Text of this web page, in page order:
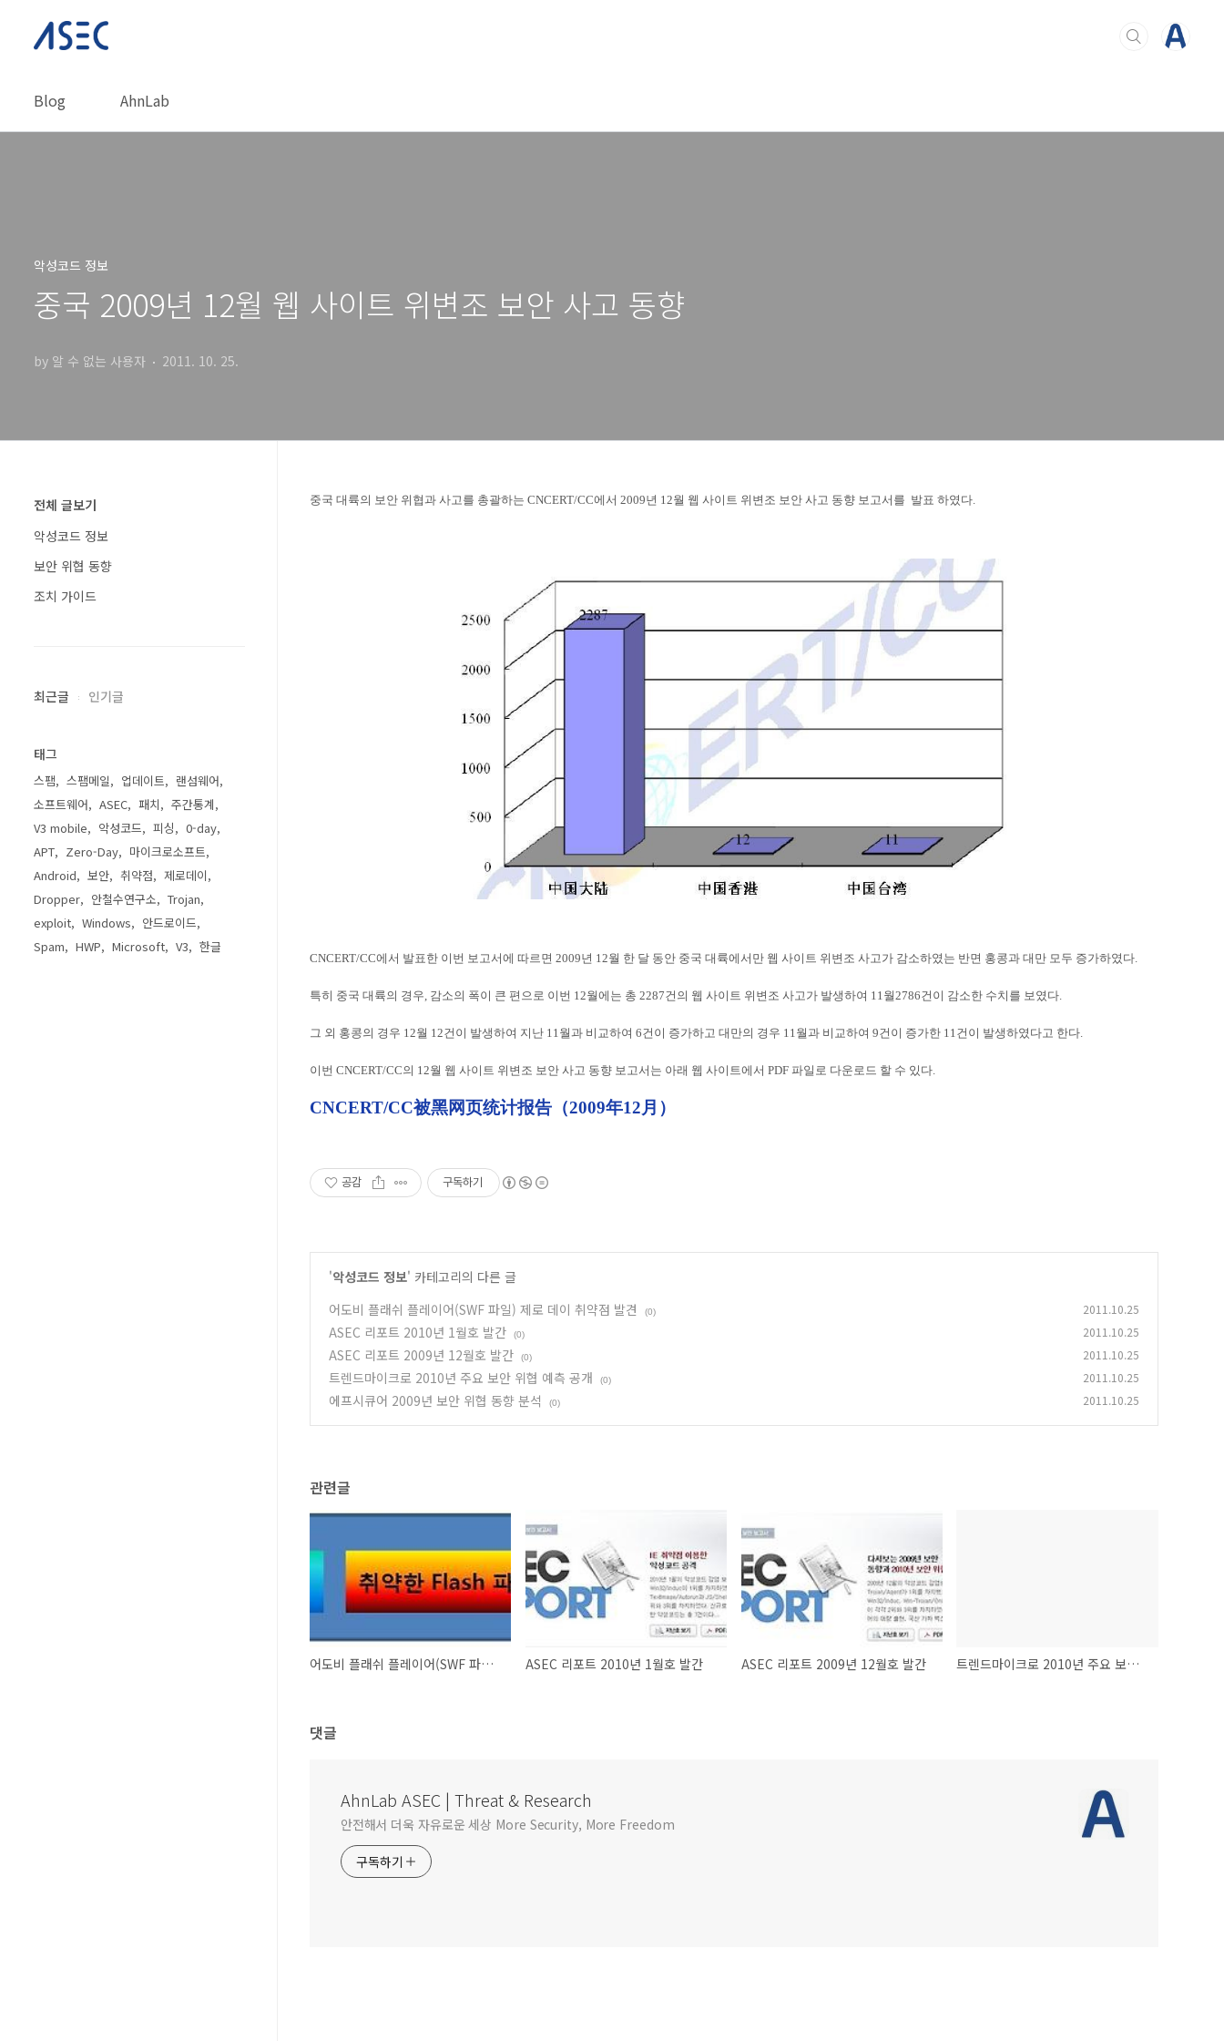
Blog AhnLab
악성코드 정보
중국 2009년 12월 웹 사이트 위변조 보안 사고 동향
by 알 수 없는 사용자 2011. 10. 25.
중국 대륙의 보안 위협과 사고를 총괄하는 CNCERT/CC에서 2009년 12월 웹 사이트 위변조 보안 사고 동향 보고서를 발표 하였다.
CNCERT/CC에서 발표한 이번 보고서에 따르면 2009년 12월 한 달 동안 중국 대륙에서만 웹 사이트 위변조 사고가 감소하였는 반면 홍콩과 대만 모두 증가하였다.
특히 중국 대륙의 경우, 감소의 폭이 큰 편으로 이번 12월에는 총 2287건의 웹 사이트 위변조 사고가 발생하여 11월2786건이 감소한 수치를 보였다.
그 외 홍콩의 경우 12월 12건이 발생하여 지난 11월과 비교하여 6건이 증가하고 대만의 경우 11월과 비교하여 9건이 증가한 11건이 발생하였다고 한다.
이번 CNCERT/CC의 12월 웹 사이트 위변조 보안 사고 동향 보고서는 아래 웹 사이트에서 PDF 파일로 다운로드 할 수 있다.
CNCERT/CC被黑网页统计报告（2009年12月）
공감 구독하기
'악성코드 정보' 카테고리의 다른 글
어도비 플래쉬 플레이어(SWF 파일) 제로 데이 취약점 발견
(0) 2011.10.25
ASEC 리포트 2010년 1월호 발간 (0) 2011.10.25
ASEC 리포트 2009년 12월호 발간 (0) 2011.10.25
트렌드마이크로 2010년 주요 보안 위협 예측 공개 (0) 2011.10.25
에프시큐어 2009년 보안 위협 동향 분석 (0) 2011.10.25
관련글
어도비 플래쉬 플레이어(SWF 파일) 제로 데이 취약점 발견 ASEC 리포트 2010년 1월호 발간 ASEC 리포트 2009년 12월호 발간 트렌드마이크로 2010년 주요 보안 위협 예측 공개
댓글
AhnLab ASEC | Threat & Research
안전해서 더욱 자유로운 세상 More Security, More Freedom
구독하기
전체 글보기
악성코드 정보
보안 위협 동향
조치 가이드
최근글 인기글
태그
스팸 스팸메일 업데이트
랜섬웨어
소프트웨어
ASEC 패치
주간통계
V3 mobile
악성코드 피싱
0-day
APT
Zero-Day
마이크로소프트
Android
보안 취약점
제로데이
Dropper
안철수연구소
Trojan
exploit
Windows
안드로이드
Spam
HWP Microsoft V3 한글